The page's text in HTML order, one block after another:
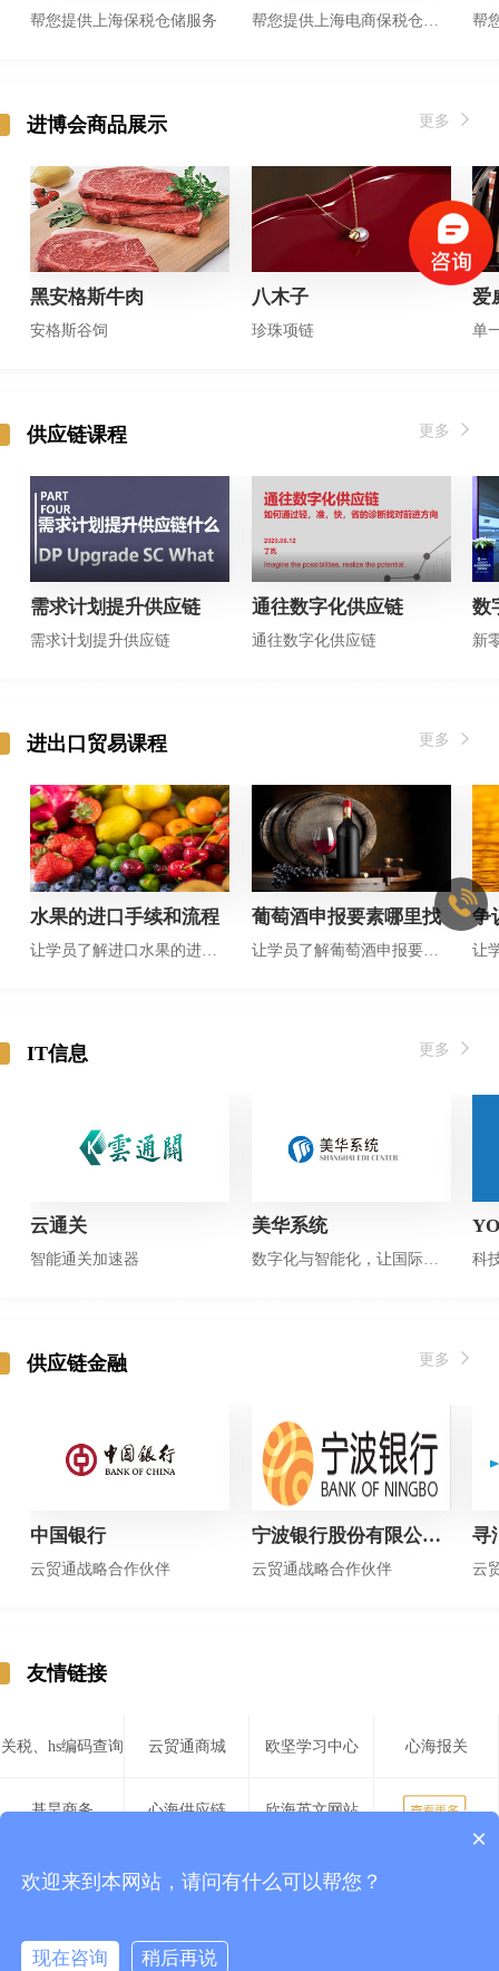
帮您提供上海保税仓储服务 帮您提供上海电商保税仓储服务
进博会商品展示 更多
黑安格斯牛肉
安格斯谷饲
八木子
珍珠项链
爱
单
供应链课程 更多
需求计划提升供应链
需求计划提升供应链
通往数字化供应链
通往数字化供应链
数
进出口贸易课程 更多
水果的进口手续和流程
让学员了解进口水果的进口流程及其注意事项
葡萄酒申报要素哪里找
让学员了解葡萄酒申报要素的规范申报
争
IT信息 更多
云通关
智能通关加速器
美华系统
数字化与智能化，让国际贸易更自由！ 科
供应链金融 更多
中国银行
云贸通战略合作伙伴
宁波银行股份有限公司上海分行
云贸通战略合作伙伴
寻
云
友情链接
关税、hs编码查询 云贸通商城 欧坚学习中心 心海报关
基昊商务 心海供应链 欣海英文网站
博来珍品 心航报关 欧兴储运
康索特关务咨询 欧高国际
×
欢迎来到本网站，请问有什么可以帮您？
现在咨询 稍后再说